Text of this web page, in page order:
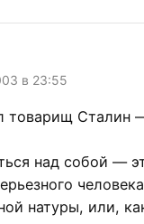
в 23:55
товарищ Сталин
над собой —
натуры, или,